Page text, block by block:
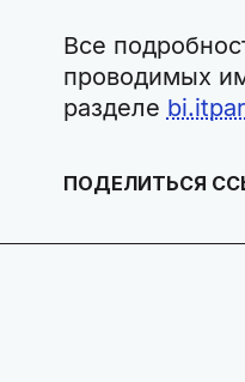
Все
проводимых
разделе
ПОДЕЛИТЬСЯ